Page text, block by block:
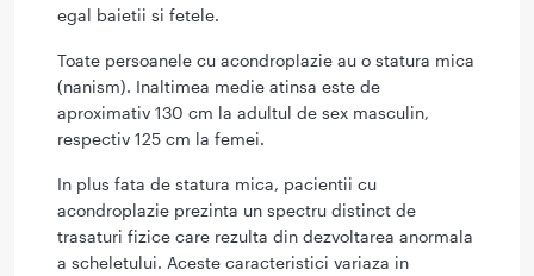
egal baietii si fetele.
Toate persoanele cu acondroplazie au o statura mica
(nanism). Inaltimea medie atinsa este de
aproximativ 130 cm la adultul de sex masculin,
respectiv 125 cm la femei.
In plus fata de statura mica, pacientii cu
acondroplazie prezinta un spectru distinct de
trasaturi fizice care rezulta din dezvoltarea anormala
a scheletului. Aceste caracteristici variaza in